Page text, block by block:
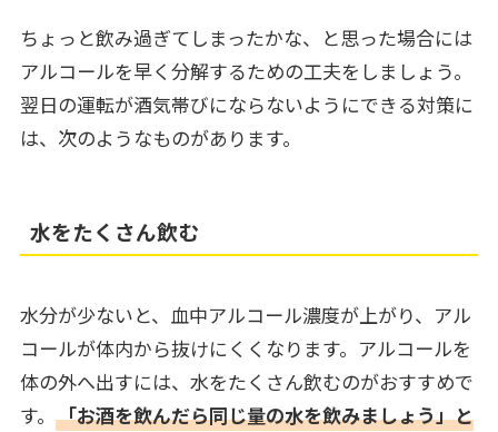
ちょっと飲み過ぎてしまったかな、と思った場合には
アルコールを早く分解するための工夫をしましょう。
翌日の運転が酒気帯びにならないようにできる対策に
は、次のようなものがあります。
水をたくさん飲む
水分が少ないと、血中アルコール濃度が上がり、アル
コールが体内から抜けにくくなります。アルコールを
体の外へ出すには、水をたくさん飲むのがおすすめで
す。 「お酒を飲んだら同じ量の水を飲みましょう」と